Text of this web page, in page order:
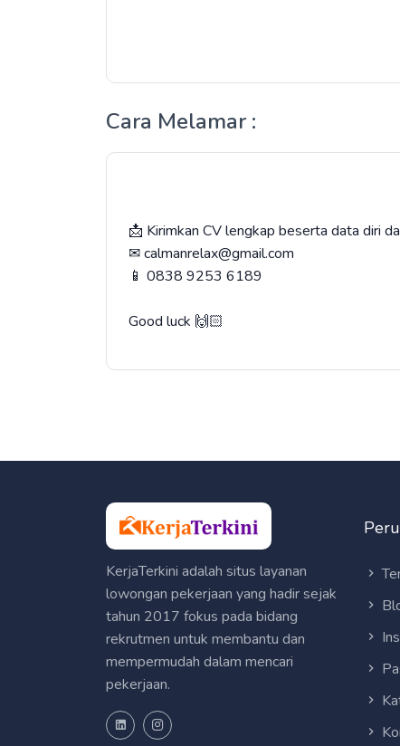
Cara Melamar :
📩 Kirimkan CV lengkap beserta data diri
✉ calmanrelax@gmail.com
📱 0838 9253 6189
Good luck 🙌🏻
KerjaTerkini adalah situs layanan
lowongan pekerjaan yang hadir sejak
tahun 2017 fokus pada bidang
rekrutmen untuk membantu dan
mempermudah dalam mencari
pekerjaan.